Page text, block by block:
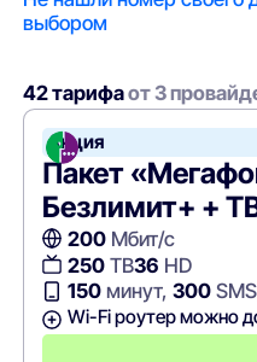
выбором
42 тарифаот 3
Акция
Пакет
Безлимит+ +
200Мбит/с
250ТВ36 HD
150минут, 300
Wi-Fi роутер можно